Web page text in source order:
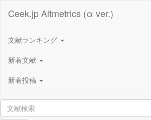
Ceek.jp Altmetrics (α ver.)
文献ランキング
新着文献
新着投稿